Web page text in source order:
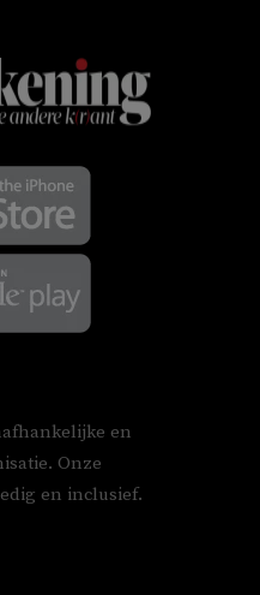
en
Onze
en inclusief.